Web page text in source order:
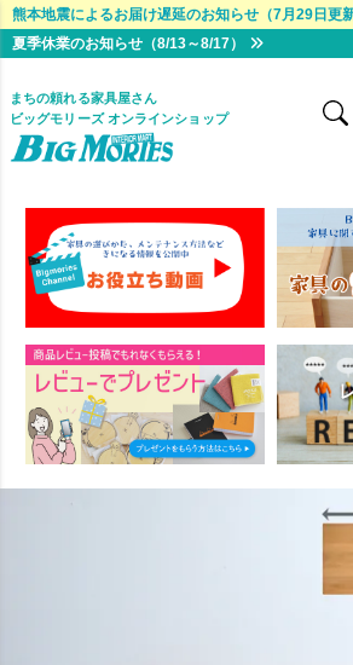
熊本地震によるお届け遅延のお知らせ（7月29日更
夏季休業のお知らせ（8/13～8/17）
まちの頼れる家具屋さん
ビッグモリーズ オンラインショップ